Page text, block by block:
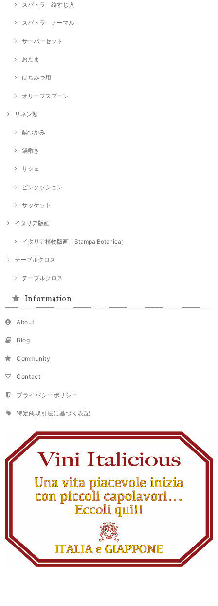
スパトラ 縦すじ入
スパトラ ノーマル
サーバーセット
おたま
はちみつ用
オリーブスプーン
リネン類
鍋つかみ
鍋敷き
サシェ
ピンクッション
サッケット
イタリア版画
イタリア植物版画（Stampa Botanica）
テーブルクロス
テーブルクロス
Information
About
Blog
Community
Contact
プライバシーポリシー
特定商取引法に基づく表記